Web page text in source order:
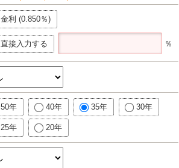
金利 (0.850％)
直接入力する ％
50年 40年 35年 30年
25年 20年